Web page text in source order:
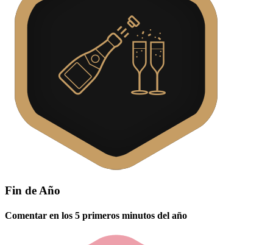
Fin de Año
Comentar en los 5 primeros minutos del año